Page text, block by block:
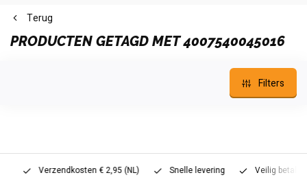
Terug
PRODUCTEN GETAGD MET 4007540045016
Filters
Verzendkosten € 2,95 (NL) Snelle levering Veilig betalen